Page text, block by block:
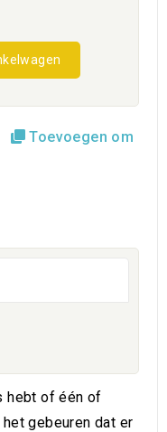
Toevoegen om
hebt of één of
gebeuren dat er